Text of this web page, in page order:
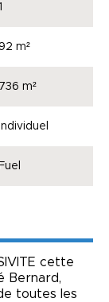
1
92 m²
736 m²
Individuel
Fuel
cette
Bernard,
toutes les